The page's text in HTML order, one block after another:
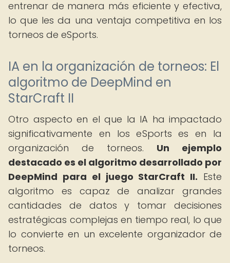
entrenar de manera más eficiente y efectiva,
lo que les da una ventaja competitiva en los
torneos de eSports.
IA en la organización de torneos: El
algoritmo de DeepMind en
StarCraft II
Otro aspecto en el que la IA ha impactado
significativamente en los eSports es en la
organización de torneos. Un ejemplo
destacado es el algoritmo desarrollado por
DeepMind para el juego StarCraft II. Este
algoritmo es capaz de analizar grandes
cantidades de datos y tomar decisiones
estratégicas complejas en tiempo real, lo que
lo convierte en un excelente organizador de
torneos.